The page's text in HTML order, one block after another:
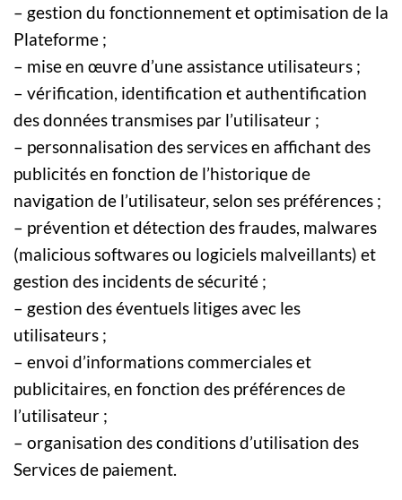
– gestion du fonctionnement et optimisation de la
Plateforme ;
– mise en œuvre d’une assistance utilisateurs ;
– vérification, identification et authentification
des données transmises par l’utilisateur ;
– personnalisation des services en affichant des
publicités en fonction de l’historique de
navigation de l’utilisateur, selon ses préférences ;
– prévention et détection des fraudes, malwares
(malicious softwares ou logiciels malveillants) et
gestion des incidents de sécurité ;
– gestion des éventuels litiges avec les
utilisateurs ;
– envoi d’informations commerciales et
publicitaires, en fonction des préférences de
l’utilisateur ;
– organisation des conditions d’utilisation des
Services de paiement.